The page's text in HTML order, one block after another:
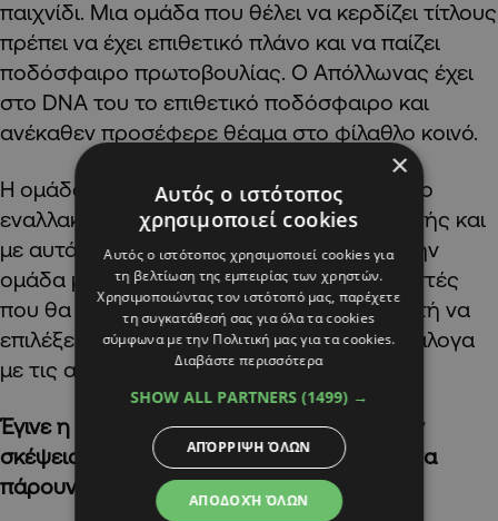
παιχνίδι. Μια ομάδα που θέλει να κερδίζει τίτλους
πρέπει να έχει επιθετικό πλάνο και να παίζει
ποδόσφαιρο πρωτοβουλίας. Ο Απόλλωνας έχει
στο DNA του το επιθετικό ποδόσφαιρο και
ανέκαθεν προσέφερε θέαμα στο φίλαθλο κοινό.
Η ομάδα θα κτιστεί με βάση το κύριο και το
εναλλακτικό πλάνο που έθεσε ο προπονητής και
με αυτά τα δεδομένα θα στελεχώσουμε την
ομάδα με τους κατάλληλους ποδοσφαιριστές
που θα δίνουν τη ευχέρεια στον προπονητή να
επιλέξει τον σχηματισμό που ταιριάζει ανάλογα
με τις ανάγκες του αγώνα.
Έγινε η αξιολόγηση του ρόστερ; Υπάρχουν
σκέψεις για να πάνε δανεικοί κάποιοι για να
πάρουν λεπτά συμμετοχής;
×
Αυτός ο ιστότοπος
χρησιμοποιεί cookies
Αυτός ο ιστότοπος χρησιμοποιεί cookies για
τη βελτίωση της εμπειρίας των χρηστών.
Χρησιμοποιώντας τον ιστότοπό μας, παρέχετε
τη συγκατάθεσή σας για όλα τα cookies
σύμφωνα με την Πολιτική μας για τα cookies.
Διαβάστε περισσότερα
SHOW ALL PARTNERS (1499) →
ΑΠΟΔΟΧΉ ΌΛΩΝ
ΑΠΌΡΡΙΨΗ ΌΛΩΝ